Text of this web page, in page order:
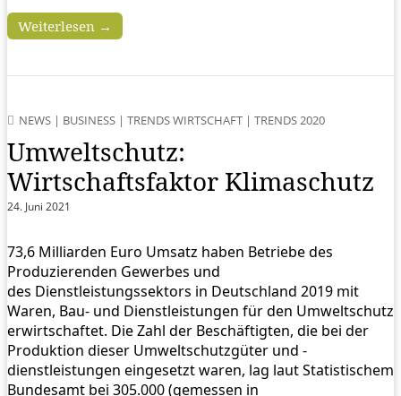
Weiterlesen →
NEWS | BUSINESS | TRENDS WIRTSCHAFT | TRENDS 2020
Umweltschutz:
Wirtschaftsfaktor Klimaschutz
24. Juni 2021
73,6 Milliarden Euro Umsatz haben Betriebe des
Produzierenden Gewerbes und
des Dienstleistungssektors in Deutschland 2019 mit
Waren, Bau- und Dienstleistungen für den Umweltschutz
erwirtschaftet. Die Zahl der Beschäftigten, die bei der
Produktion dieser Umweltschutzgüter und -
dienstleistungen eingesetzt waren, lag laut Statistischem
Bundesamt bei 305.000 (gemessen in